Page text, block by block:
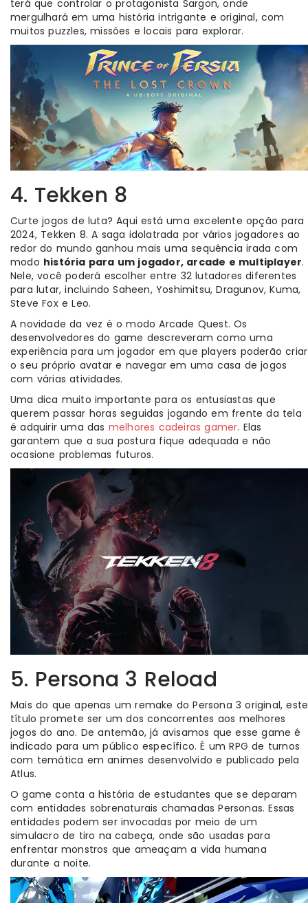
terá que controlar o protagonista Sargon, onde
mergulhará em uma história intrigante e original, com
muitos puzzles, missões e locais para explorar.
4. Tekken 8
Curte jogos de luta? Aqui está uma excelente opção para
2024, Tekken 8. A saga idolatrada por vários jogadores ao
redor do mundo ganhou mais uma sequência irada com
modo história para um jogador, arcade e multiplayer.
Nele, você poderá escolher entre 32 lutadores diferentes
para lutar, incluindo Saheen, Yoshimitsu, Dragunov, Kuma,
Steve Fox e Leo.
A novidade da vez é o modo Arcade Quest. Os
desenvolvedores do game descreveram como uma
experiência para um jogador em que players poderão criar
o seu próprio avatar e navegar em uma casa de jogos
com várias atividades.
Uma dica muito importante para os entusiastas que
querem passar horas seguidas jogando em frente da tela
é adquirir uma das melhores cadeiras gamer. Elas
garantem que a sua postura fique adequada e não
ocasione problemas futuros.
5. Persona 3 Reload
Mais do que apenas um remake do Persona 3 original, este
título promete ser um dos concorrentes aos melhores
jogos do ano. De antemão, já avisamos que esse game é
indicado para um público específico. É um RPG de turnos
com temática em animes desenvolvido e publicado pela
Atlus.
O game conta a história de estudantes que se deparam
com entidades sobrenaturais chamadas Personas. Essas
entidades podem ser invocadas por meio de um
simulacro de tiro na cabeça, onde são usadas para
enfrentar monstros que ameaçam a vida humana
durante a noite.